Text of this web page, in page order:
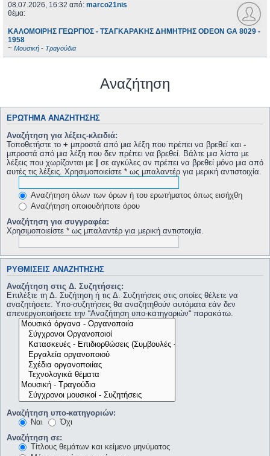
08.07.2026, 16:32 από: marco21nis
θέμα:
ΚΑΛΟΜΟΙΡΗΣ ΓΕΩΡΓΙΟΣ - ΤΣΑΓΚΑΡΑΚΗΣ ΔΗΜΗΤΡΗΣ ODEON GA 8029 -
1958
~ Μουσική - Τραγούδια
Αναζήτηση
ΕΡΏΤΗΜΑ ΑΝΑΖΉΤΗΣΗΣ
Αναζήτηση για λέξεις-κλειδιά:
Τοποθετήστε το + μπροστά από μια λέξη που πρέπει να βρεθεί και -
μπροστά από μια λέξη που δεν πρέπει να βρεθεί. Βάλτε μια λίστα με
λέξεις που χωρίζονται με | σε αγκύλες αν πρέπει να βρεθεί μόνο μια από
αυτές τις λέξεις. Χρησιμοποιείστε * ως μπαλαντέρ για μερική αντιστοιχία.
Αναζήτηση όλων των όρων ή του ερωτήματος όπως εισήχθη
Αναζήτηση οποιουδήποτε όρου
Αναζήτηση για συγγραφέα:
Χρησιμοποιείστε * ως μπαλαντέρ για μερική αντιστοιχία.
ΡΥΘΜΊΣΕΙΣ ΑΝΑΖΉΤΗΣΗΣ
Αναζήτηση στις Δ. Συζητήσεις:
Επιλέξτε τη Δ. Συζήτηση ή τις Δ. Συζητήσεις στις οποίες θέλετε να
αναζητήσετε. Υπο-συζητήσεις θα αναζητηθούν αυτόματα εάν δεν
απενεργοποιήσετε την “Αναζήτηση υπο-κατηγοριών“ παρακάτω.
Αναζήτηση υπο-κατηγοριών:
Ναι
Όχι
Αναζήτηση σε:
Τίτλους θεμάτων και κείμενο μηνύματος